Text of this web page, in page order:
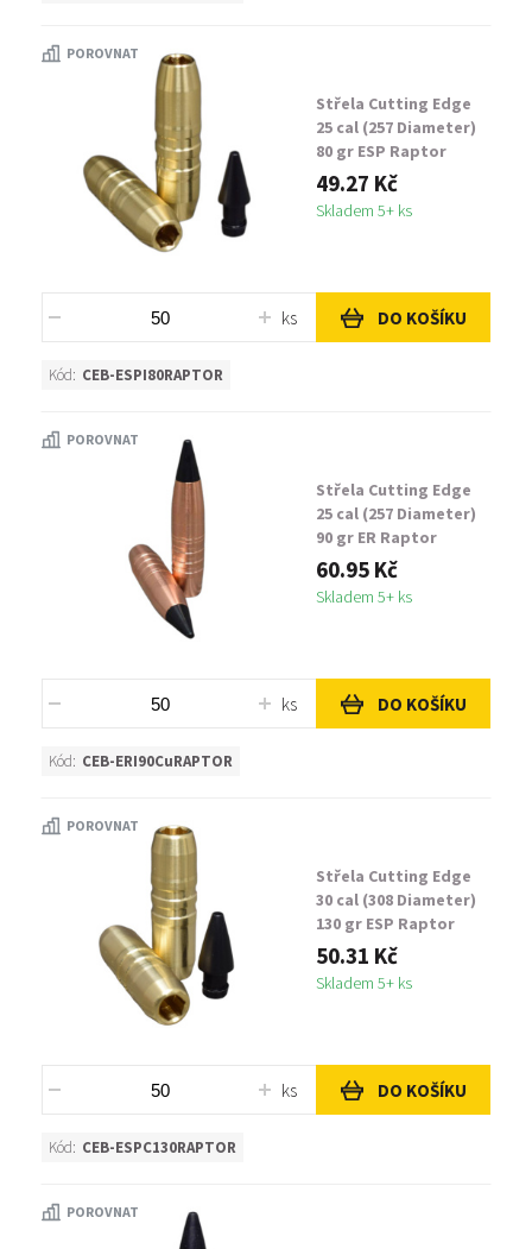
POROVNAT
Střela Cutting Edge
25 cal (257 Diameter)
80 gr ESP Raptor
49.27 Kč
Skladem 5+ ks
ks DO KOŠÍKU
Kód: CEB-ESPI80RAPTOR
POROVNAT
Střela Cutting Edge
25 cal (257 Diameter)
90 gr ER Raptor
60.95 Kč
Skladem 5+ ks
ks DO KOŠÍKU
Kód: CEB-ERI90CuRAPTOR
POROVNAT
Střela Cutting Edge
30 cal (308 Diameter)
130 gr ESP Raptor
50.31 Kč
Skladem 5+ ks
ks DO KOŠÍKU
Kód: CEB-ESPC130RAPTOR
POROVNAT